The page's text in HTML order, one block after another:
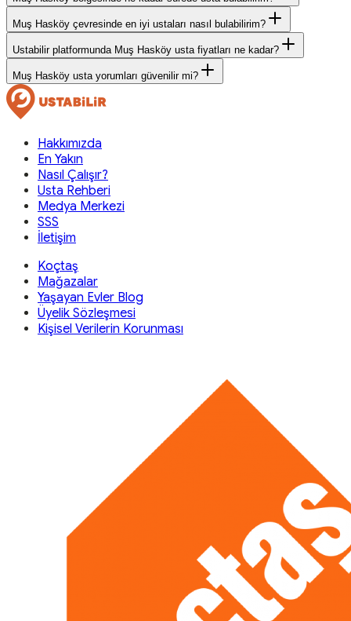
Muş Hasköy çevresinde en iyi ustaları nasıl bulabilirim?
Ustabilir platformunda Muş Hasköy usta fiyatları ne kadar?
Muş Hasköy usta yorumları güvenilir mi?
Hakkımızda
En Yakın
Nasıl Çalışır?
Usta Rehberi
Medya Merkezi
SSS
İletişim
Koçtaş
Mağazalar
Yaşayan Evler Blog
Üyelik Sözleşmesi
Kişisel Verilerin Korunması